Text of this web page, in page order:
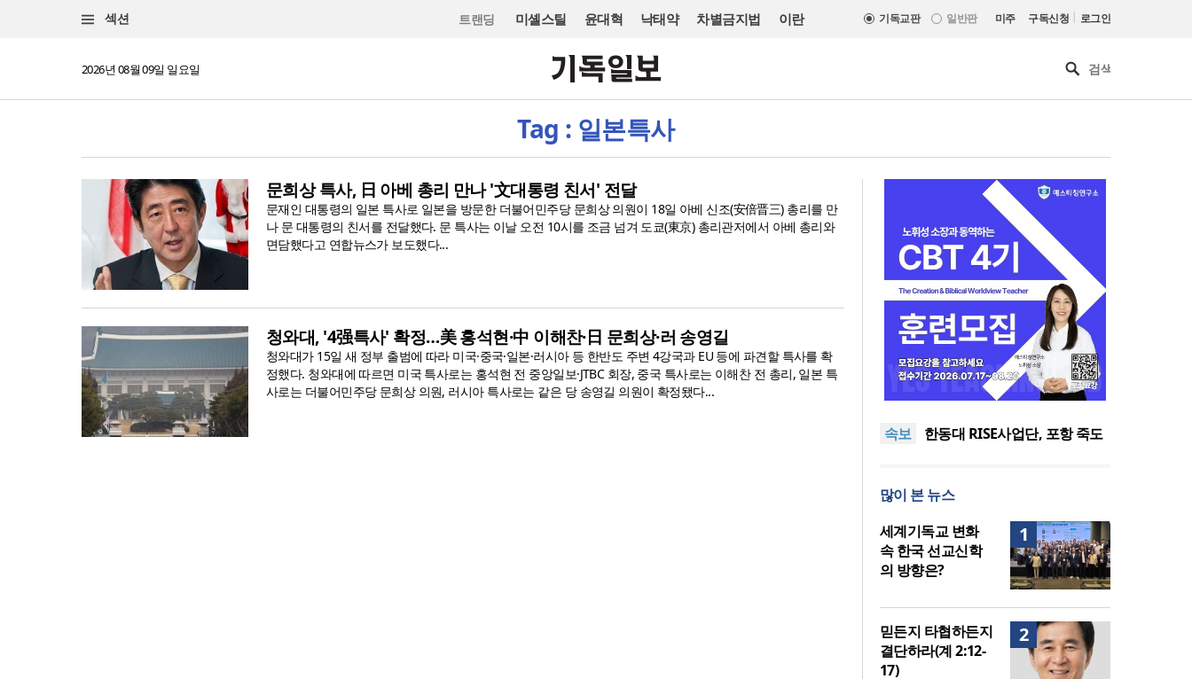
섹션 트랜딩 미셸스틸 윤대혁 낙태약 차별금지법 이란 기독교판 일반판 미주 구독신청 | 로그인
2026년 08월 09일 일요일
Tag : 일본특사
문희상 특사, 日 아베 총리 만나 '文대통령 친서' 전달
문재인 대통령의 일본 특사로 일본을 방문한 더불어민주당 문희상 의원이 18일 아베 신조(安倍晋三) 총리를 만
나 문 대통령의 친서를 전달했다. 문 특사는 이날 오전 10시를 조금 넘겨 도쿄(東京) 총리관저에서 아베 총리와
면담했다고 연합뉴스가 보도했다...
청와대, '4强특사' 확정…美 홍석현·中 이해찬·日 문희상·러 송영길
청와대가 15일 새 정부 출범에 따라 미국·중국·일본·러시아 등 한반도 주변 4강국과 EU 등에 파견할 특사를 확
정했다. 청와대에 따르면 미국 특사로는 홍석현 전 중앙일보·JTBC 회장, 중국 특사로는 이해찬 전 총리, 일본 특
사로는 더불어민주당 문희상 의원, 러시아 특사로는 같은 당 송영길 의원이 확정됐다...
속보
느헤미야 연합기도회, ‘왕의 기
위해 합심
희망의 미래를 향하여”
한동대 RISE사업단, 포항 죽도
대전 유치
신학의 방향은?
느헤미야 연합기도회, ‘왕의 기
도’로 나라·한국교회·다음세대
위해 합심
세기총 “자유를 지키며 하나 된
희망의 미래를 향하여”
많이 본 뉴스
1
세계기독교 변화
속 한국 선교신학
의 방향은?
2
믿든지 타협하든지
결단하라(계 2:12-
17)